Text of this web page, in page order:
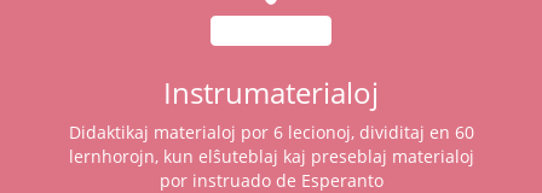
Instrumaterialoj
Didaktikaj materialoj por 6 lecionoj, dividitaj en 60
lernhorojn, kun elŝuteblaj kaj preseblaj materialoj
por instruado de Esperanto